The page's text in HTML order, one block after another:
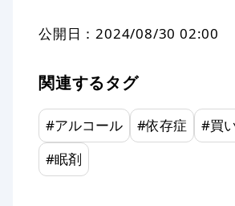
公開日：2024/08/30 02:00
関連するタグ
#アルコール #依存症 #買
#眠剤